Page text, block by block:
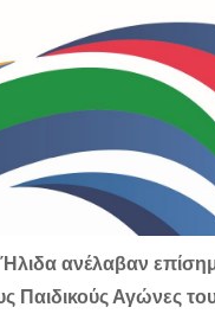
ανέλαβαν
Παιδικούς Αγώνες